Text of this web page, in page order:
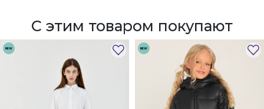
С этим товаром покупают
NEW NEW